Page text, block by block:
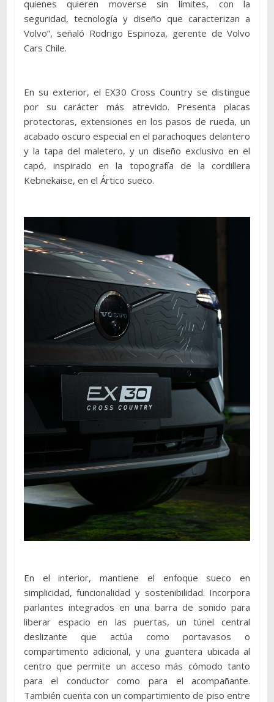
quienes quieren moverse sin límites, con la
seguridad, tecnología y diseño que caracterizan a
Volvo”, señaló Rodrigo Espinoza, gerente de Volvo
Cars Chile.
En su exterior, el EX30 Cross Country se distingue
por su carácter más atrevido. Presenta placas
protectoras, extensiones en los pasos de rueda, un
acabado oscuro especial en el parachoques delantero
y la tapa del maletero, y un diseño exclusivo en el
capó, inspirado en la topografía de la cordillera
Kebnekaise, en el Ártico sueco.
En el interior, mantiene el enfoque sueco en
simplicidad, funcionalidad y sostenibilidad. Incorpora
parlantes integrados en una barra de sonido para
liberar espacio en las puertas, un túnel central
deslizante que actúa como portavasos o
compartimento adicional, y una guantera ubicada al
centro que permite un acceso más cómodo tanto
para el conductor como para el acompañante.
También cuenta con un compartimiento de piso entre